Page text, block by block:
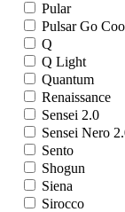
Pular
Pulsar Go
Q
Q Light
Quantum
Renaissance
Sensei 2.0
Sensei Nero
Sento
Shogun
Siena
Sirocco